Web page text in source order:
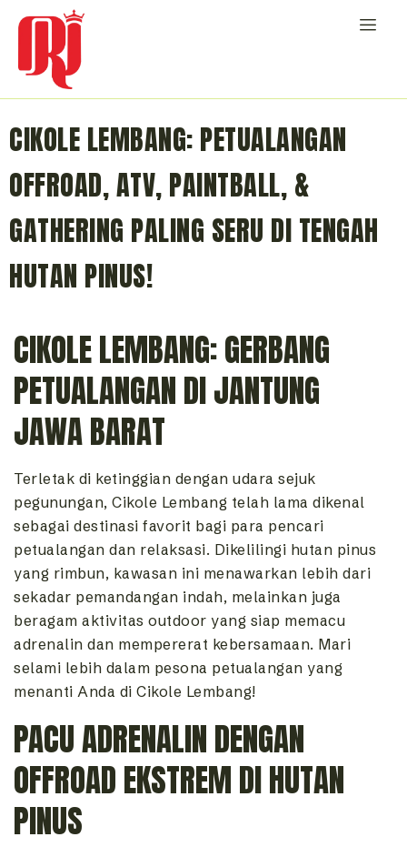
CIKOLE LEMBANG: PETUALANGAN
OFFROAD, ATV, PAINTBALL, &
GATHERING PALING SERU DI TENGAH
HUTAN PINUS!
CIKOLE LEMBANG: GERBANG
PETUALANGAN DI JANTUNG
JAWA BARAT
Terletak di ketinggian dengan udara sejuk
pegunungan, Cikole Lembang telah lama dikenal
sebagai destinasi favorit bagi para pencari
petualangan dan relaksasi. Dikelilingi hutan pinus
yang rimbun, kawasan ini menawarkan lebih dari
sekadar pemandangan indah, melainkan juga
beragam aktivitas outdoor yang siap memacu
adrenalin dan mempererat kebersamaan. Mari
selami lebih dalam pesona petualangan yang
menanti Anda di Cikole Lembang!
PACU ADRENALIN DENGAN
OFFROAD EKSTREM DI HUTAN
PINUS